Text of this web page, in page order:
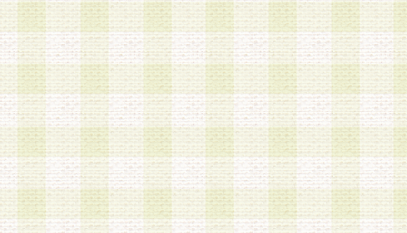
3.前項の定めに拘わらず、当社は、以下の目的に
意を 得ることなく、会員個人を識別できる情報
づき選定した委託業者に対して当社の責任におい
できるものとします。な お、当社は、当該委託
契約を締結しこれを遵守させるとともに、本規約
の注意をもって当該情報を使用させるものとし ま
a.本サービスに係る謝礼、景品、調査サンプル品
b.会員からの電話、メール等の問い合わせなどへ
c.モバイルリサーチ、またはグループ形式による